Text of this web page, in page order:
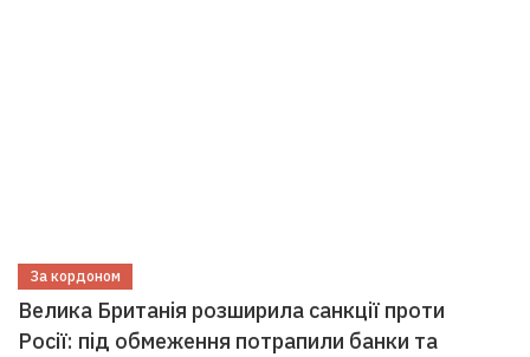
За кордоном
Велика Британія розширила санкції проти
Росії: під обмеження потрапили банки та